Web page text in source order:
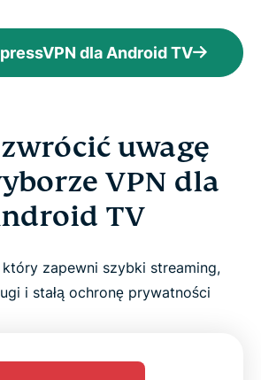
dla Android TV
uwagę
VPN dla
TV
zapewni szybki streaming,
i stałą ochronę prywatności